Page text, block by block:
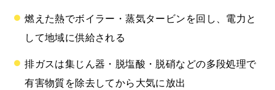
燃えた熱でボイラー・蒸気タービンを回し、電力と
して地域に供給される
排ガスは集じん器・脱塩酸・脱硝などの多段処理で
有害物質を除去してから大気に放出